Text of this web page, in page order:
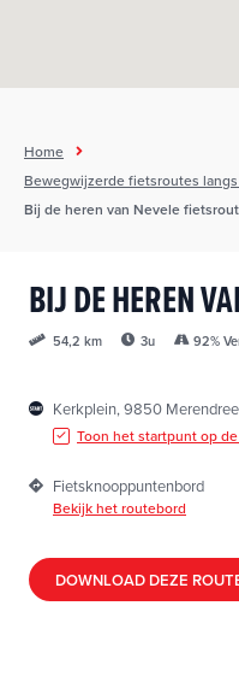
u
BIJ DE HEREN
54,2 km 3u 92%
Kerkplein, 9850 Merendree
Toon het startpunt op
Fietsknooppuntenbord
Bekijk het routebord
DOWNLOAD DEZE
Home
Bewegwijzerde fietsroutes
Bij de heren van Nevele